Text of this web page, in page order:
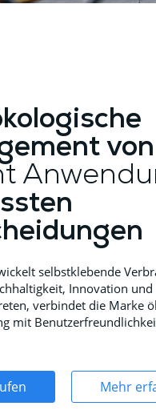
selbstklebende
Innovation
verbindet die Marke
mit
Mehr